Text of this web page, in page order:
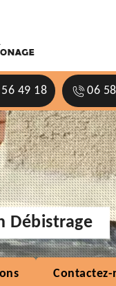
49 18 06
Débistrage
Contactez-